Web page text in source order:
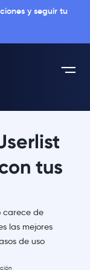
y seguir tu
tus
carece de
las mejores
de uso